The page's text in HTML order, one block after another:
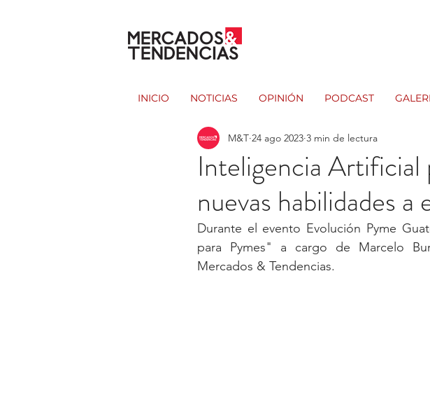
INICIO NOTICIAS OPINIÓN PODCAST
Inteligencia Artificial
nuevas habilidades a
M&T 24 ago 2023 3 min de lectura
Durante el evento Evolución Pyme
para Pymes" a cargo de Marcelo
Mercados & Tendencias.